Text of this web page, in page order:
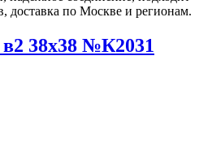
38х38 №К2031